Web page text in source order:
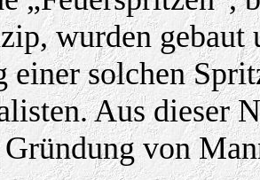
wurden gebaut
einer solchen
Aus dieser
von